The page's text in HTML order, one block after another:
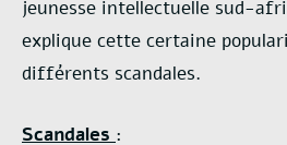
jeunesse intellectuelle sud-
explique cette certaine
différents scandales.
Scandales :